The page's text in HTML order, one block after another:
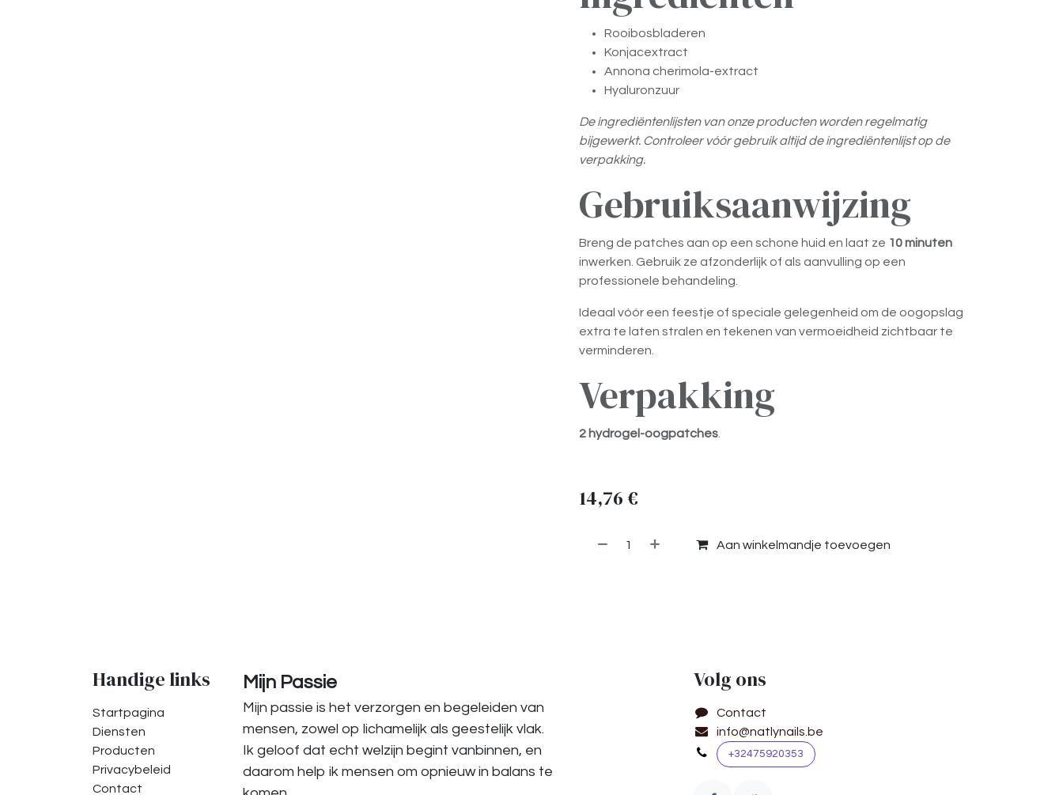
Rooibosbladeren
Konjacextract
Annona cherimola-extract
Hyaluronzuur
De ingrediëntenlijsten van onze producten worden regelmatig
bijgewerkt. Controleer vóór gebruik altijd de ingrediëntenlijst op de
verpakking.
Gebruiksaanwijzing
Breng de patches aan op een schone huid en laat ze 10 minuten
inwerken. Gebruik ze afzonderlijk of als aanvulling op een
professionele behandeling.
Ideaal vóór een feestje of speciale gelegenheid om de oogopslag
extra te laten stralen en tekenen van vermoeidheid zichtbaar te
verminderen.
Verpakking
2 hydrogel-oogpatches
14,76€
Aan winkelmandje toevoegen
Handige links
Startpagina
Diensten
Producten
Privacybeleid
Contact
Mijn Passie
Mijn passie is het verzorgen en begeleiden van
mensen, zowel op lichamelijk als geestelijk vlak.
Ik geloof dat echt welzijn begint vanbinnen, en
daarom help ik mensen om opnieuw in balans te
Volg ons
Contact
info@natlynails.be
+32475920353